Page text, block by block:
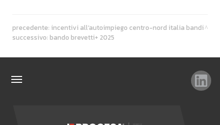
precedente: incentivi all’autoimpiego centro-nord italia
successivo: bando brevetti+ 2025
bandi